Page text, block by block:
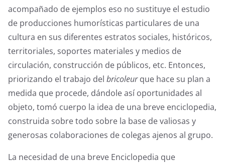
acompañado de ejemplos eso no sustituye el estudio
de producciones humorísticas particulares de una
cultura en sus diferentes estratos sociales, históricos,
territoriales, soportes materiales y medios de
circulación, construcción de públicos, etc. Entonces,
priorizando el trabajo del bricoleurque hace su plan a
medida que procede, dándole así oportunidades al
objeto, tomó cuerpo la idea de una breve enciclopedia,
construida sobre todo sobre la base de valiosas y
generosas colaboraciones de colegas ajenos al grupo.
La necesidad de una breve Enciclopedia que